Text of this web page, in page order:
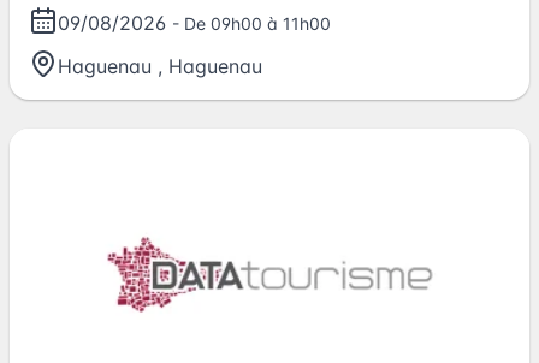
09/08/2026 - De 09h00 à 11h00
Haguenau , Haguenau